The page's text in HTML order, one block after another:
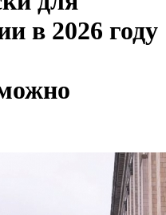
в 2026 году